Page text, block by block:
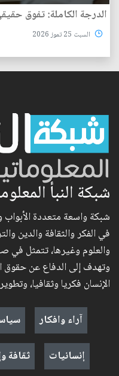
الدرجة الكاملة: تفوق
السبت 25 تموز 2026
شبكة النبأ
شبكة واسعة متعددة
في الفكر والثقافة والدين
والعلوم وغيرها، تتمثل في
وتهدف إلى الدفاع عن حقوق
الإنسان فكريا وثقافيا،
آراء وافكار
إنسانيات
ثقافة